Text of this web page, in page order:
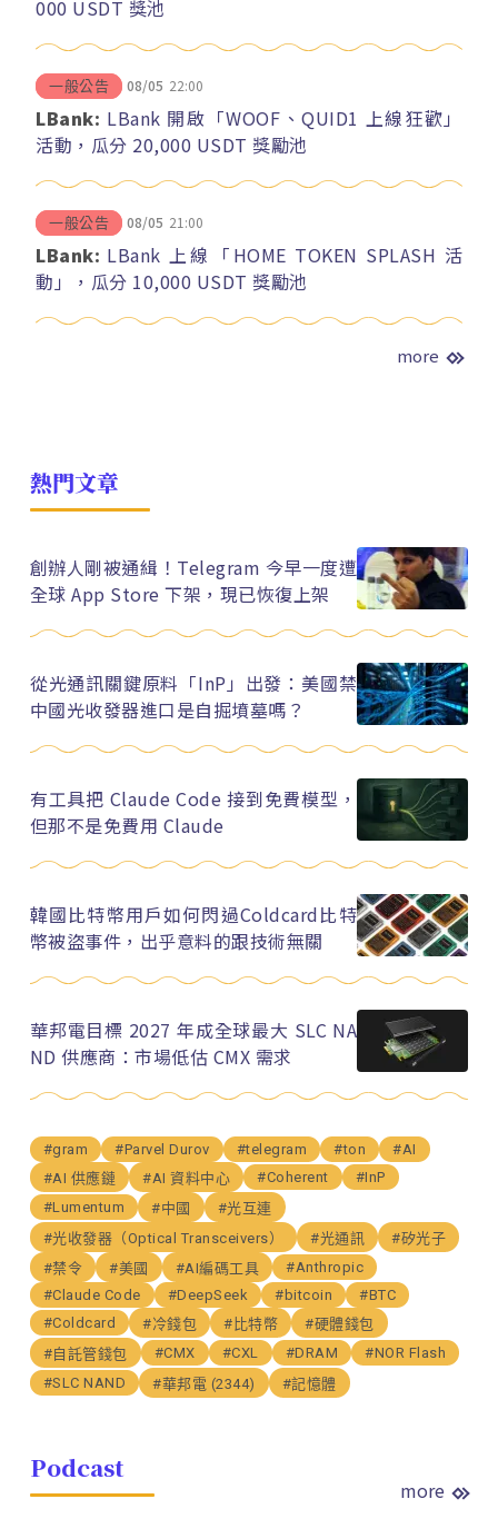
000 USDT 獎池
一般公告 08/05 22:00
LBank: LBank 開啟「WOOF、QUID1 上線狂歡」
活動，瓜分 20,000 USDT 獎勵池
一般公告 08/05 21:00
LBank: LBank 上線「HOME TOKEN SPLASH 活
動」，瓜分 10,000 USDT 獎勵池
more
熱門文章
創辦人剛被通緝！Telegram 今早一度遭
全球 App Store 下架，現已恢復上架
從光通訊關鍵原料「InP」出發：美國禁
中國光收發器進口是自掘墳墓嗎？
有工具把 Claude Code 接到免費模型，
但那不是免費用 Claude
韓國比特幣用戶如何閃過Coldcard比特
幣被盜事件，出乎意料的跟技術無關
華邦電目標 2027 年成全球最大 SLC NA
ND 供應商：市場低估 CMX 需求
#gram #Parvel Durov #telegram #ton
#AI
#AI 供應鏈
#AI 資料中心 #Coherent
#InP
#Lumentum
#中國
#光互連
#光收發器（Optical Transceivers）
#光通訊
#矽光子
#禁令
#美國 #AI編碼工具
#Anthropic
#Claude Code
#DeepSeek #bitcoin
#BTC
#Coldcard
#冷錢包 #比特幣
#硬體錢包
#自託管錢包
#CMX #CXL #DRAM
#NOR Flash
#SLC NAND
#華邦電 (2344) #記憶體
Podcast
more